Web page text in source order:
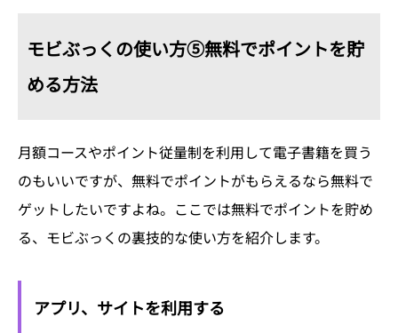
モビぶっくの使い方⑤無料でポイントを貯
める方法
月額コースやポイント従量制を利用して電子書籍を買う
のもいいですが、無料でポイントがもらえるなら無料で
ゲットしたいですよね。ここでは無料でポイントを貯め
る、モビぶっくの裏技的な使い方を紹介します。
アプリ、サイトを利用する